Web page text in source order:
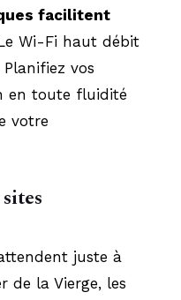
facilitent
Wi-Fi haut débit
vos
en toute fluidité
votre
juste à
de la Vierge, les